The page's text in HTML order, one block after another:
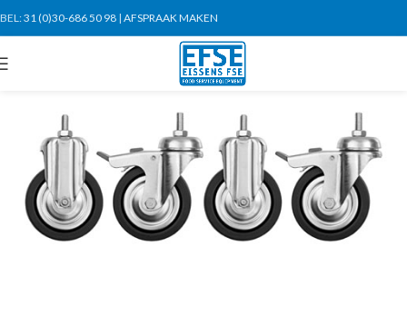
BEL:31 (0)30-686 50 98 | AFSPRAAK MAKEN